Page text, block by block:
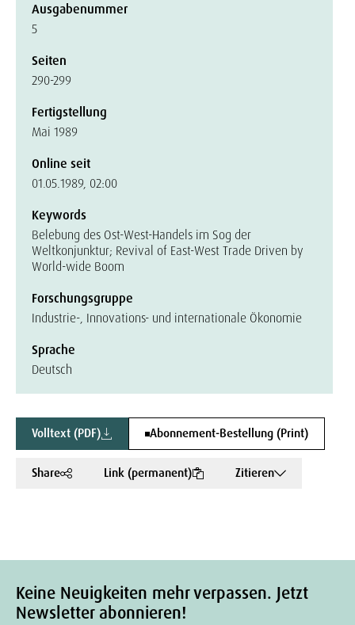
Ausgabenummer
5
Seiten
290-299
Fertigstellung
Mai 1989
Online seit
01.05.1989, 02:00
Keywords
Belebung des Ost-West-Handels im Sog der
Weltkonjunktur; Revival of East-West Trade Driven by
World-wide Boom
Forschungsgruppe
Industrie-, Innovations- und internationale Ökonomie
Sprache
Deutsch
Volltext (PDF) Abonnement-Bestellung (Print)
Share Link (permanent) Zitieren
Keine Neuigkeiten mehr verpassen. Jetzt
Newsletter abonnieren!